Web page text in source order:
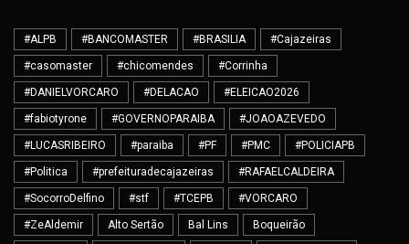
#ALPB #BANCOMASTER #BRASILIA #Cajazeiras
#casomaster #chicomendes #Corrinha
#DANIELVORCARO #DELACAO #ELEICAO2026
#fabiotyrone #GOVERNOPARAIBA #JOAOAZEVEDO
#LUCASRIBEIRO #paraiba #PF #PMC #POLICIAPB
#Politica #prefeituradecajazeiras #RAFAELCALDEIRA
#SocorroDelfino #stf #TCEPB #VORCARO
#ZeAldemir Alto Sertão Bal Lins Boqueirão